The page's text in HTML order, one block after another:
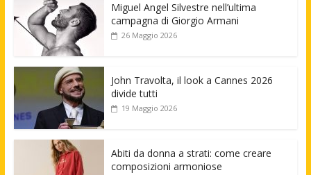
Miguel Angel Silvestre nell’ultima
campagna di Giorgio Armani
26 Maggio 2026
John Travolta, il look a Cannes 2026
divide tutti
19 Maggio 2026
Abiti da donna a strati: come creare
composizioni armoniose